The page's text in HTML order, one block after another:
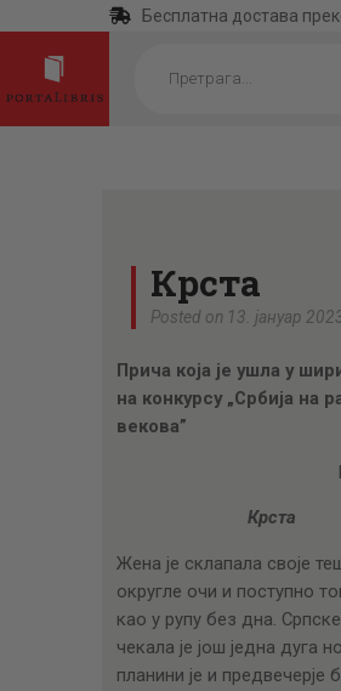
Бесплатна достава
search
НАЈПРОДАВАНИЈЕ
ОТРГНУТО ОД
ЗАБОРАВА
АКТУЕЛНОСТИ
ЦЕНОВНИК
ПИСМО
Крста
Posted on 13. јануар
Прича која је ушла у
на конкурсу „Србија на
векова”
Крста
Жена је склапала своје
округле очи и поступно
као у рупу без дна.
чекала је још једна дуга
планини је и предвечерје